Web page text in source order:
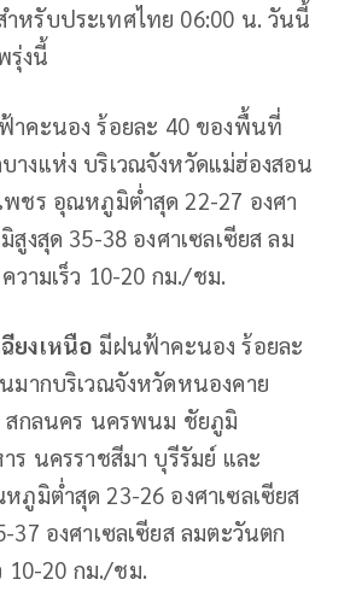
หรับประเทศไทย 06:00 น. วันนี้
รุ่งนี้
าคะนอง ร้อยละ 40 ของพื้นที่
งแห่ง บริเวณจังหวัดแม่ฮ่องสอน
พชร อุณหภูมิต่ำสุด 22-27 องศา
งสุด 35-38 องศาเซลเซียส ลม
วามเร็ว 10-20 กม./ชม.
ยงเหนือ มีฝนฟ้าคะนอง ร้อยละ
ากบริเวณจังหวัดหนองคาย
สกลนคร นครพนม ชัยภูมิ
ร นครราชสีมา บุรีรัมย์ และ
ภูมิต่ำสุด 23-26 องศาเซลเซียส
องศาเซลเซียส ลมตะวันตก
10-20 กม./ชม.